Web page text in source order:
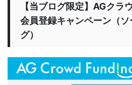
【当ブログ限定】AGクラ
会員登録キャンペーン（
グ）